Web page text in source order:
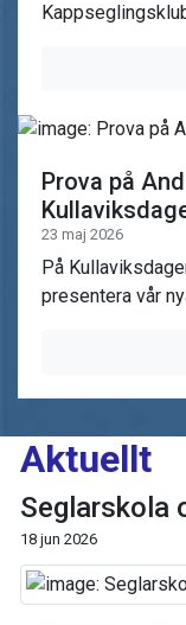
Prova på
23 maj 2026
På
presentera vår
Aktuellt
Seglarskola
18 jun 2026